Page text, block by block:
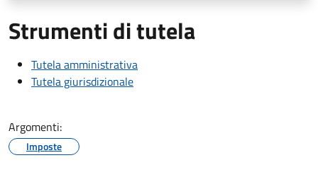
Strumenti di tutela
Tutela amministrativa
Tutela giurisdizionale
Argomenti:
Imposte